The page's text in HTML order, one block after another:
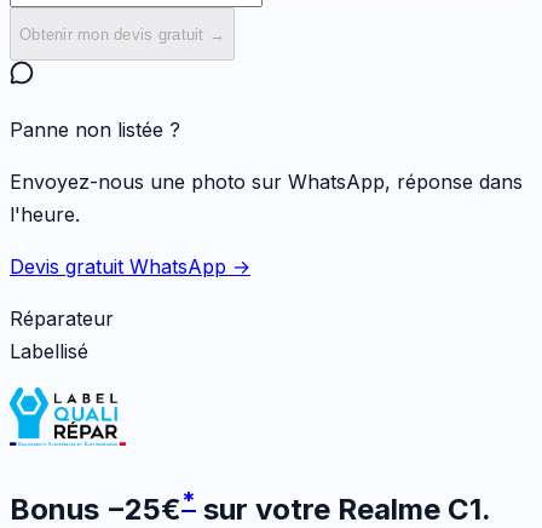
Obtenir mon devis gratuit →
Panne non listée ?
Envoyez-nous une photo sur WhatsApp, réponse dans
l'heure.
Devis gratuit WhatsApp →
Réparateur
Labellisé
Bonus −25€* sur votre Realme C1.